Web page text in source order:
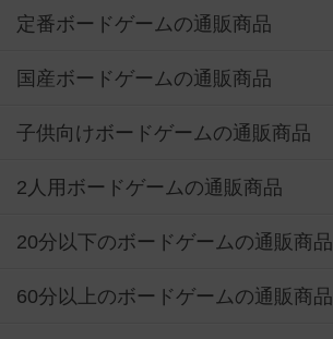
定番ボードゲームの通販商品
国産ボードゲームの通販商品
子供向けボードゲームの通販商品
2人用ボードゲームの通販商品
20分以下のボードゲームの通販商品
60分以上のボードゲームの通販商品